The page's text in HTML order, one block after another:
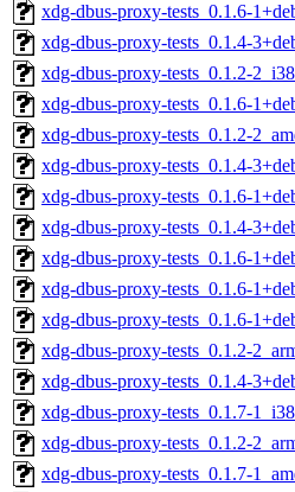
xdg-dbus-proxy-tests_0.1.6-
xdg-dbus-proxy-tests_0.1.4-
xdg-dbus-proxy-tests_0.1.2-
xdg-dbus-proxy-tests_0.1.6-
xdg-dbus-proxy-tests_0.1.2-
xdg-dbus-proxy-tests_0.1.4-
xdg-dbus-proxy-tests_0.1.6-
xdg-dbus-proxy-tests_0.1.4-
xdg-dbus-proxy-tests_0.1.6-
xdg-dbus-proxy-tests_0.1.6-
xdg-dbus-proxy-tests_0.1.6-
xdg-dbus-proxy-tests_0.1.2-
xdg-dbus-proxy-tests_0.1.4-
xdg-dbus-proxy-tests_0.1.7-
xdg-dbus-proxy-tests_0.1.2-
xdg-dbus-proxy-tests_0.1.7-